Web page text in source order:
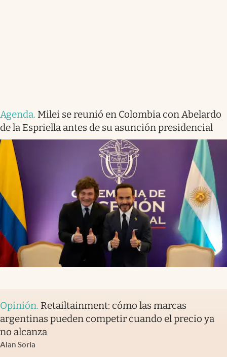
Agenda. Milei se reunió en Colombia con Abelardo
de la Espriella antes de su asunción presidencial
Opinión. Retailtainment: cómo las marcas
argentinas pueden competir cuando el precio ya
no alcanza
Alan Soria